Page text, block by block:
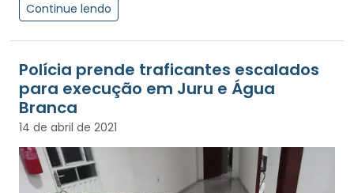
Continue lendo
Polícia prende traficantes escalados
para execução em Juru e Água
Branca
14 de abril de 2021